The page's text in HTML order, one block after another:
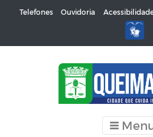
Telefones Ouvidoria